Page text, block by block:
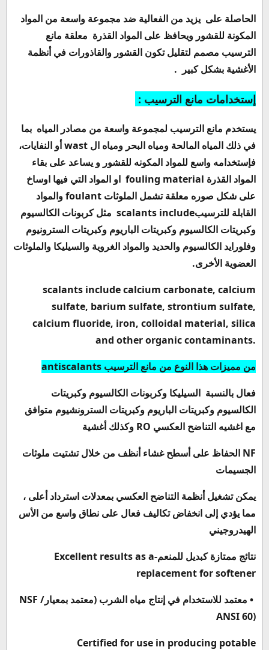
الحاصلة على يزيد من الفعالية ضد مجموعة واسعة من المواد
المكونة للقشور ويحافظ على المواد القذرة معلقة مانع
الترسيب مصمم لتقليل تكون القشور والقاذورات في أنظمة
الأغشية بشكل كبير .
إستخدامات مانع الترسيب :
يستخدم مانع الترسيب لمجموعة واسعة من مصادر المياه بما
في ذلك المياه المالحة ومياه البحر ومياه ال wastأو النفايات،
فإستخدامه واسع للمواد المكونه للقشور و يساعد على بقاء
المواد القذرة fouling material او المواد التي فيها اوساخ
على شكل صوره معلقة تشمل الملوثات foulantوالمواد
القابلة للترسيبscalants include مثل كربونات الكالسيوم
وكبريتات الكالسيوم وكبريتات الباريوم وكبريتات السترونيوم
وفلورايد الكالسيوم والحديد والمواد الغروية والسيليكا والملوثات
العضوية الأخرى.
scalants include calcium carbonate, calcium
sulfate, barium sulfate, strontium sulfate,
calcium fluoride, iron, colloidal material, silica
and other organic contaminants.
من مميزات هذا النوع من مانع الترسيب antiscalants
فعال بالنسبة السيليكا وكربونات الكالسيوم وكبريتات
الكالسيوم وكبريتات الباريوم وكبريتات السترونشيوم متوافق
مع اغشيه التناضح العكسي RO وكذلك أغشية
NF الحفاظ على أسطح غشاء أنظف من خلال تشتيت ملوثات
الجسيمات
يمكن تشغيل أنظمة التناضح العكسي بمعدلات استرداد أعلى ،
مما يؤدي إلى انخفاض تكاليف فعال على نطاق واسع من الأس
الهيدروجيني
نتائج ممتازة كبديل للمنعم-
Excellent results as a
replacement for softener
• معتمد للاستخدام في إنتاج مياه الشرب (معتمد بمعيارNSF /
ANSI 60)
Certified for use in producing potable